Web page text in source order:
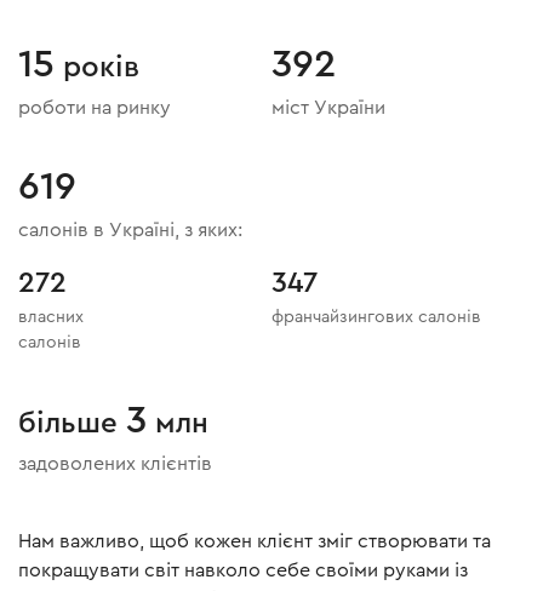
15 років
роботи на ринку
392
міст України
619
салонів в Україні, з яких:
272
власних
салонів
347
франчайзингових салонів
більше3 млн
задоволених клієнтів
Нам важливо, щоб кожен клієнт зміг створювати та
покращувати світ навколо себе своїми руками із